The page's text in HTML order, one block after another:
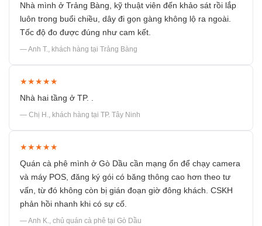
Nhà mình ở Trảng Bàng, kỹ thuật viên đến khảo sát rồi lắp
luôn trong buổi chiều, dây đi gọn gàng không lộ ra ngoài.
Tốc độ đo được đúng như cam kết.
— Anh T., khách hàng tại Trảng Bàng
★★★★★
Nhà hai tầng ở TP. .
— Chị H., khách hàng tại TP. Tây Ninh
★★★★★
Quán cà phê mình ở Gò Dầu cần mạng ổn để chạy camera
và máy POS, đăng ký gói có băng thông cao hơn theo tư
vấn, từ đó không còn bị gián đoạn giờ đông khách. CSKH
phản hồi nhanh khi có sự cố.
— Anh K., chủ quán cà phê tại Gò Dầu